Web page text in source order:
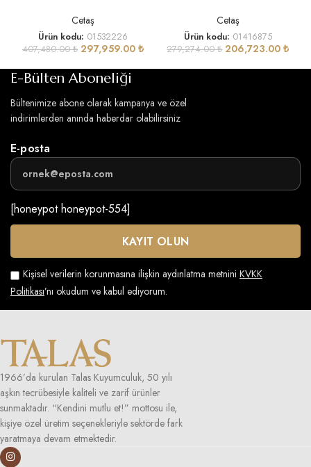
Cetaş
Ürün kodu: 01532226
407,480.00₺ 297,959.00 ₺
Cetaş
Ürün kodu: 01416875
279,274.00₺ 206,723.00₺
E-Bülten Aboneliği
Bültenimize abone olarak kampanya ve özel
indirimlerden anında haberdar olabilirsiniz
E-posta
[honeypot honeypot-554]
Kişisel verilerin korunmasına ilişkin aydınlatma metnini KVKK
Politikası’nı okudum ve kabul ediyorum.
1966’da kurulan Talas Kuyumculuk, 50 yılı
aşkın tecrübesiyle kaliteli ve zarif ürünler
sunmaktadır. “Kendini mutlu et!” mottosu ile,
kişiye özel üretim seçenekleriyle sektörde fark
yaratmaya devam etmektedir.